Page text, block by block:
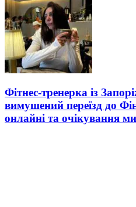
Фітнес-тренерка із
вимушений переїзд до
онлайні та очікування